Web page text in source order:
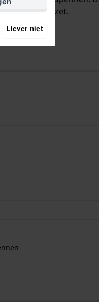
rechte aanzet.
Liever niet